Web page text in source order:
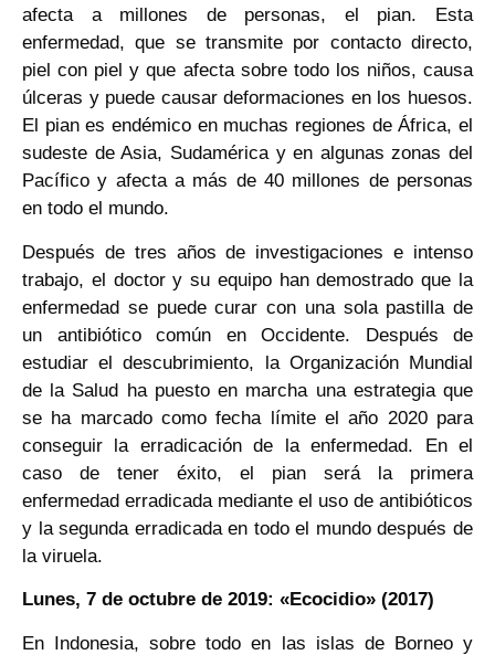
afecta a millones de personas, el pian. Esta
enfermedad, que se transmite por contacto directo,
piel con piel y que afecta sobre todo los niños, causa
úlceras y puede causar deformaciones en los huesos.
El pian es endémico en muchas regiones de África, el
sudeste de Asia, Sudamérica y en algunas zonas del
Pacífico y afecta a más de 40 millones de personas
en todo el mundo.
Después de tres años de investigaciones e intenso
trabajo, el doctor y su equipo han demostrado que la
enfermedad se puede curar con una sola pastilla de
un antibiótico común en Occidente. Después de
estudiar el descubrimiento, la Organización Mundial
de la Salud ha puesto en marcha una estrategia que
se ha marcado como fecha límite el año 2020 para
conseguir la erradicación de la enfermedad. En el
caso de tener éxito, el pian será la primera
enfermedad erradicada mediante el uso de antibióticos
y la segunda erradicada en todo el mundo después de
la viruela.
Lunes, 7 de octubre de 2019: «Ecocidio» (2017)
En Indonesia, sobre todo en las islas de Borneo y